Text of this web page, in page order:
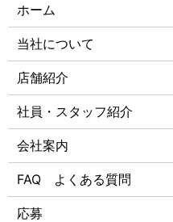
ホーム
当社について
店舗紹介
社員・スタッフ紹介
会社案内
FAQ よくある質問
応募